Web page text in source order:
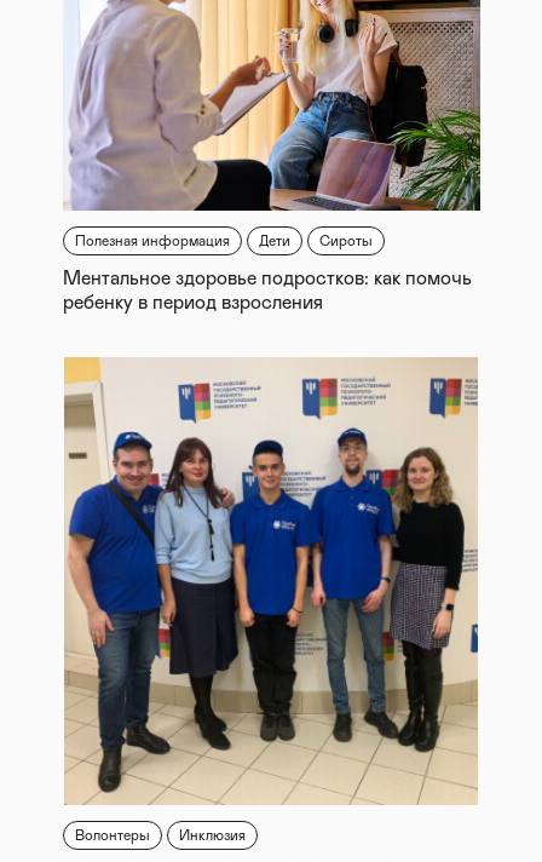
Полезная информация Дети Сироты
Ментальное здоровье подростков: как помочь
ребенку в период взросления
Волонтеры Инклюзия